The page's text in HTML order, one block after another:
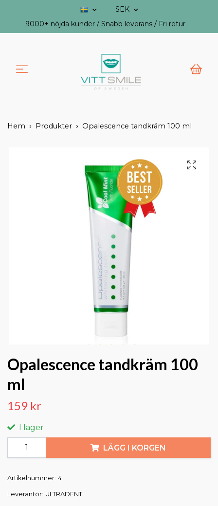
SEK
9000+ nöjda kunder / Snabb leverans / Fri retur
Hem Produkter Opalescence tandkräm 100 ml
Opalescence tandkräm 100
ml
159 kr
I lager
LÄGG I KORGEN
Artikelnummer: 4
Leverantör: ULTRADENT